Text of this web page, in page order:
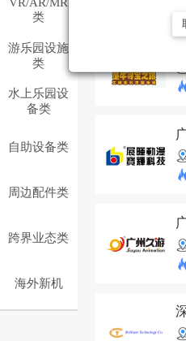
类
游乐园设施
类
水上乐园设
备类
自助设备类
周边配件类
跨界业态类
海外新机